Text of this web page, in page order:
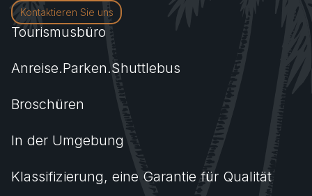
Kontaktieren Sie uns
Tourismusbüro
Anreise.Parken.Shuttlebus
Broschüren
In der Umgebung
Klassifizierung, eine Garantie für Qualität